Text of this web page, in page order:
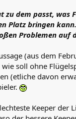
zu dem passt,
Platz bringen
Problemen auf
(aus dem
soll ohne
(etliche davon
Keeper